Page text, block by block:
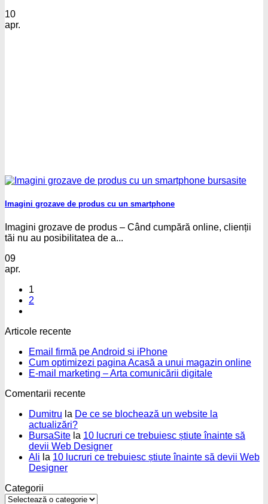
10
apr.
Imagini grozave de produs cu un smartphone
Imagini grozave de produs – Când cumpără online, clienții
tăi nu au posibilitatea de a...
09
apr.
1
2
Articole recente
Email firmă pe Android și iPhoneNiciun
comentariu
la
Android
iPhone
Cum optimizezi pagina Acasă a unui magazin online
E-mail marketing – Arta comunicării digitaleNiciun
mail
–
comunicării
Comentarii recente
Dumitru la De ce se blochează un website la
actualizări?
BursaSite la 10 lucruri ce trebuiesc știute înainte să
devii Web Designer
Ali la 10 lucruri ce trebuiesc știute înainte să devii Web
Designer
Categorii
Categorii